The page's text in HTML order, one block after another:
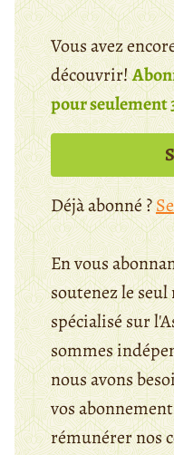
Vous avez
découvrir!
pour seulement
Déjà abonné ?
En vous
soutenez le
spécialisé sur
sommes
nous avons
vos
rémunérer nos